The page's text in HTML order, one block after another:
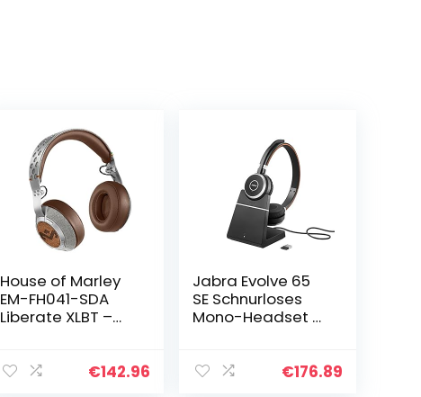
House of Marley
EM-FH041-SDA
Liberate XLBT –
faltbares Over-
€142.96
Jabra Evolve 65
SE Schnurloses
Mono-Headset –
Mikrofon mit€176.89